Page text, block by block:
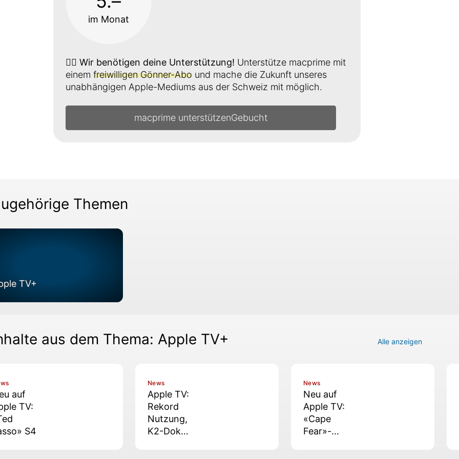
im Monat
👉🏼 Wir benötigen deine Unterstützung! Unterstütze macprime mit
einem freiwilligen Gönner-Abound mache die Zukunft unseres
unabhängigen Apple-Mediums aus der Schweiz mit möglich.
macprime unterstützen
Themen
TV+
aus dem Thema: Apple TV+ Alle anzeigen
auf
TV:
S4
News
Apple TV:
Rekord
Nutzung,
K2-Doku
News
Neu auf
Apple TV:
«Cape
Fear»-